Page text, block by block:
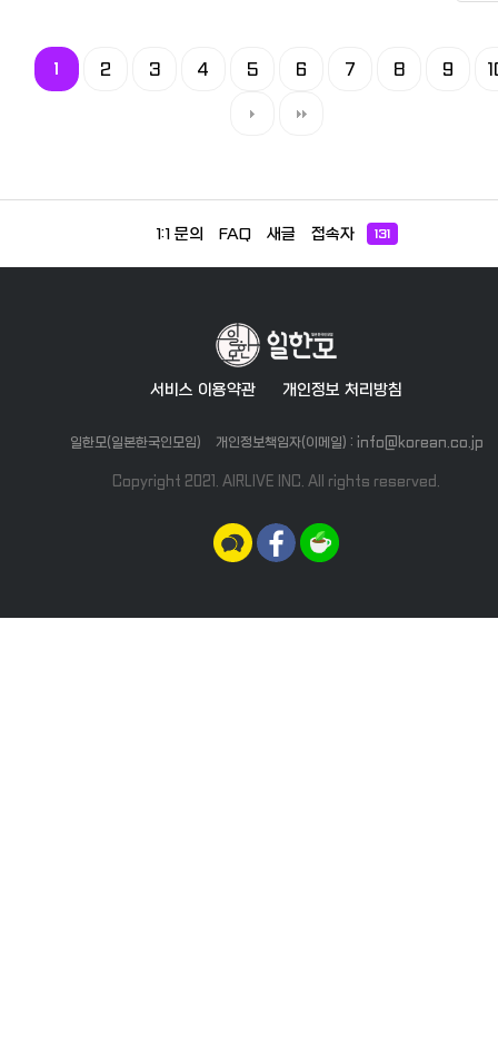
1 2 3 4 5 6 7 8 9
1:1 문의 FAQ 새글 접속자 131
서비스 이용약관 개인정보 처리방침
일한모(일본한국인모임) 개인정보책임자(이메일) : info@korean.co.jp
Copyright 2021. AIRLIVE INC. All rights reserved.